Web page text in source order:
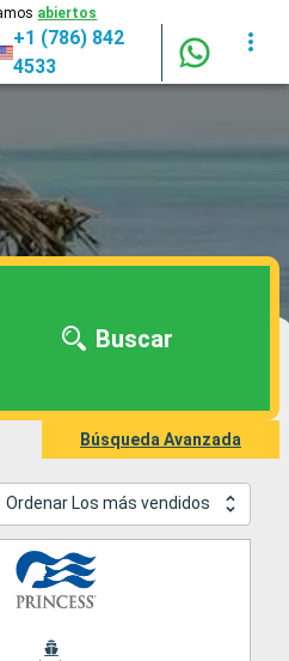
abiertos
+1 (786) 842
4533
Buscar
Búsqueda Avanzada
Ordenar Los más vendidos